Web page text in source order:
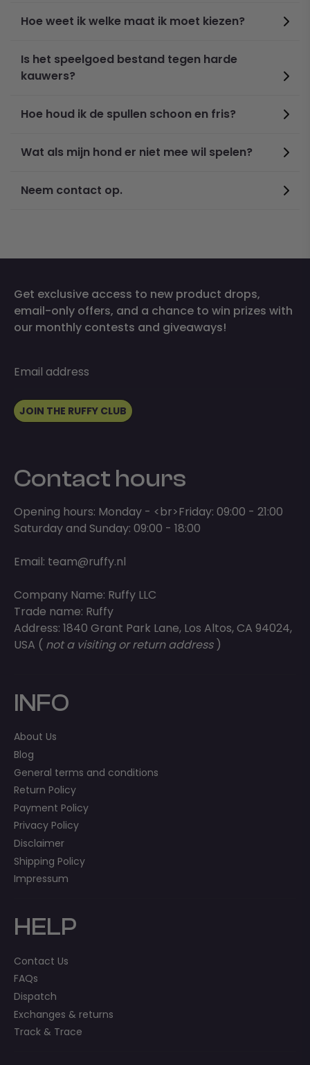
Hoe weet ik welke maat ik moet kiezen?
Is het speelgoed bestand tegen harde
kauwers?
Hoe houd ik de spullen schoon en fris?
Wat als mijn hond er niet mee wil spelen?
Neem contact op.
Get exclusive access to new product drops,
email-only offers, and a chance to win prizes with
our monthly contests and giveaways!
Email address
JOIN THE RUFFY CLUB
Contact hours
Opening hours: Monday - <br>Friday: 09:00 - 21:00
Saturday and Sunday: 09:00 - 18:00
Email: team@ruffy.nl
Company Name: Ruffy LLC
Trade name: Ruffy
Address: 1840 Grant Park Lane, Los Altos, CA 94024,
USA ( not a visiting or return address)
INFO
About Us
Blog
General terms and conditions
Return Policy
Payment Policy
Privacy Policy
Disclaimer
Shipping Policy
Impressum
HELP
Contact Us
FAQs
Dispatch
Exchanges & returns
Track & Trace